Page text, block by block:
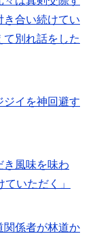
き合い続けてい
別れ話をした
ジイを神回避す
き風味を味わ
いただく」
係者が林道か